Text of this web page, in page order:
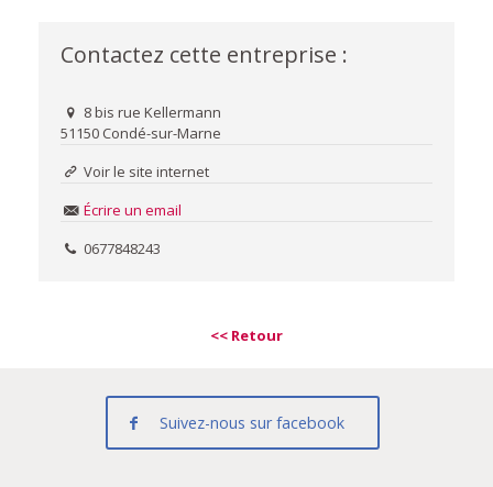
Contactez cette entreprise :
8 bis rue Kellermann
51150 Condé-sur-Marne
Voir le site internet
Écrire un email
0677848243
<< Retour
Suivez-nous sur facebook